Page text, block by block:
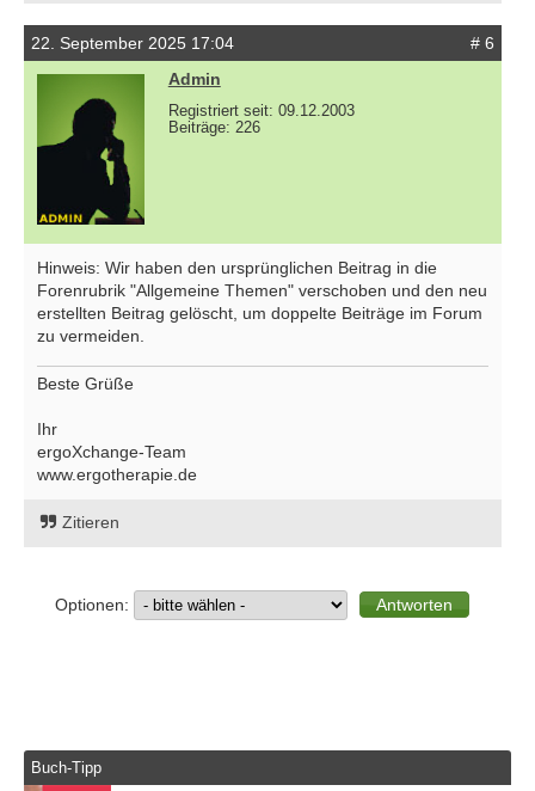
22. September 2025 17:04
# 6
Admin
Registriert seit: 09.12.2003
Beiträge: 226
Hinweis: Wir haben den ursprünglichen Beitrag in die
Forenrubrik "Allgemeine Themen" verschoben und den neu
erstellten Beitrag gelöscht, um doppelte Beiträge im Forum
zu vermeiden.
Beste Grüße
Ihr
ergoXchange-Team
www.ergotherapie.de
Zitieren
Optionen:
Buch-Tipp